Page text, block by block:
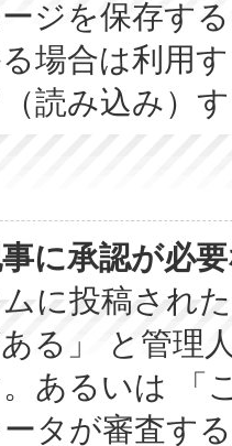
ジを保存す
場合は利用
読み込み）
に承認が必
ムに投稿され
る」 と管理
あるいは 「
タが審査す